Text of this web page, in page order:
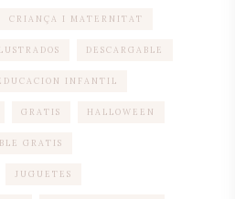
CRIANÇA I MATERNITAT
DESCARGABLE
INFANTIL
GRATIS HALLOWEEN
GRATIS
JUGUETES